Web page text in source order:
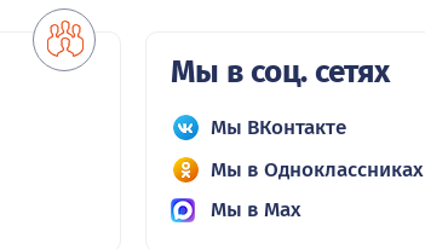
Мы в соц. сетях
Мы ВКонтакте
Мы в Одноклассниках
Мы в Max